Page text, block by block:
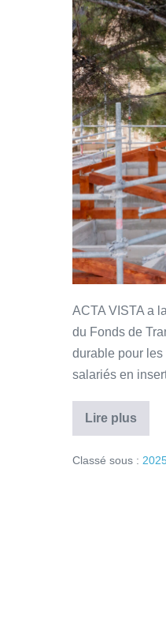
ACTA VISTA a
du Fonds de
durable pour les
salariés en
Lire plus
Classé sous :